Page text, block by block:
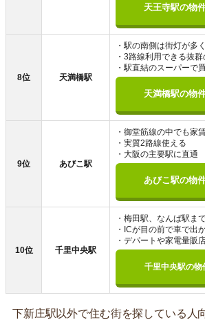
天王寺駅の物
8位 天満橋駅
・駅の南側は街灯が多
・3路線利用できる抜
・駅直結のスーパーで
天満橋駅の物
9位 あびこ駅
・御堂筋線の中でも家
・実質2路線使える
・大阪の主要駅に直通
あびこ駅の物
10位 千里中央駅
・梅田駅、なんば駅ま
・ICが目の前で車で出
・デパートや家電量販
千里中央駅の物
下新庄駅以外で住む街を探している人